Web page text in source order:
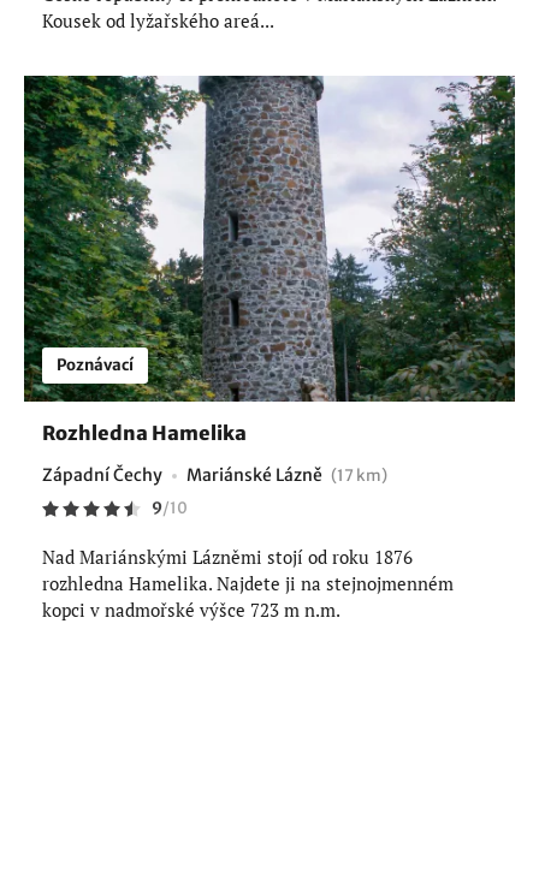
Kousek od lyžařského areá...
Poznávací
Rozhledna Hamelika
Západní Čechy Mariánské Lázně (17 km)
9/10
Nad Mariánskými Lázněmi stojí od roku 1876
rozhledna Hamelika. Najdete ji na stejnojmenném
kopci v nadmořské výšce 723 m n.m.